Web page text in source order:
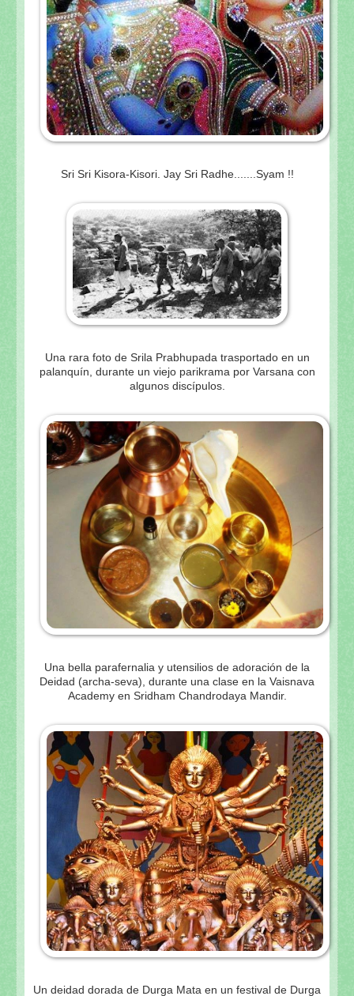
Sri Sri Kisora-Kisori. Jay Sri Radhe.......Syam !!
Una rara foto de Srila Prabhupada trasportado en un
palanquín, durante un viejo parikrama por Varsana con
algunos discípulos.
Una bella parafernalia y utensilios de adoración de la
Deidad (archa-seva), durante una clase en la Vaisnava
Academy en Sridham Chandrodaya Mandir.
Un deidad dorada de Durga Mata en un festival de Durga